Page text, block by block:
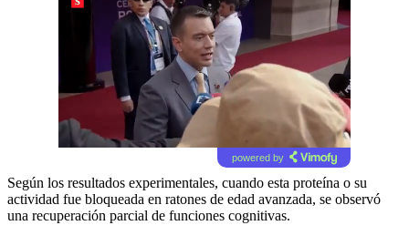
powered by
Según los resultados experimentales, cuando esta proteína o su
actividad fue bloqueada en ratones de edad avanzada, se observó
una recuperación parcial de funciones cognitivas.